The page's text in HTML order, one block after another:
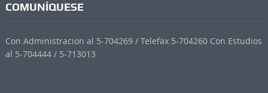
COMUNÍQUESE
Con Administracion al 5-704269 / Telefax 5-704260 Con Estudios
al 5-704444 / 5-713013